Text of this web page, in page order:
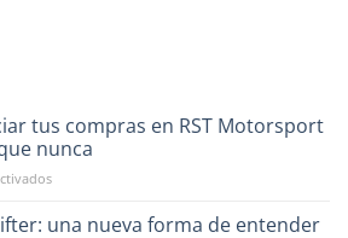
tus compras en RST Motorsport
nunca
en
financiar
una nueva forma de entender